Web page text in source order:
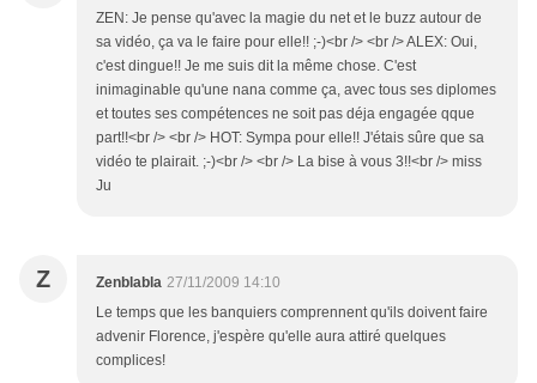
ZEN: Je pense qu'avec la magie du net et le buzz autour de
sa vidéo, ça va le faire pour elle!! ;-)<br /> <br /> ALEX: Oui,
c'est dingue!! Je me suis dit la même chose. C'est
inimaginable qu'une nana comme ça, avec tous ses diplomes
et toutes ses compétences ne soit pas déja engagée qque
part!!<br /> <br /> HOT: Sympa pour elle!! J'étais sûre que sa
vidéo te plairait. ;-)<br /> <br /> La bise à vous 3!!<br /> miss
Ju
Z Zenblabla 27/11/2009 14:10
Le temps que les banquiers comprennent qu'ils doivent faire
advenir Florence, j'espère qu'elle aura attiré quelques
complices!